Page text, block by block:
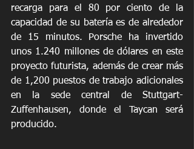
recarga para el 80 por ciento de la
capacidad de su batería es de alrededor
de 15 minutos. Porsche ha invertido
unos 1.240 millones de dólares en este
proyecto futurista, además de crear más
de 1,200 puestos de trabajo adicionales
en la sede central de Stuttgart-
Zuffenhausen, donde el Taycan será
producido.